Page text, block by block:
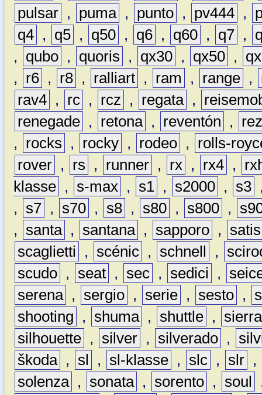
pulsar , puma , punto , pv444 ,
q4 , q5 , q50 , q6 , q60 , q7 ,
,
qubo , quoris , qx30 , qx50 ,
,
r6 , r8 , ralliart , ram , range ,
rav4 , rc , rcz , regata ,
renegade , retona , reventón ,
,
rocks , rocky , rodeo ,
rolls-
rover , rs , runner , rx , rx4 ,
klasse , s-max , s1 , s2000 , s3
,
s7 , s70 , s8 , s80 , s800 ,
,
santa , santana , sapporo ,
satis
scaglietti
, scénic , schnell ,
scudo , seat , sec , sedici ,
serena , sergio , serie , sesto ,
shooting
, shuma , shuttle ,
sierra
silhouette , silver , silverado ,
škoda , sl , sl-klasse , slc , slr ,
solenza , sonata , sorento , soul